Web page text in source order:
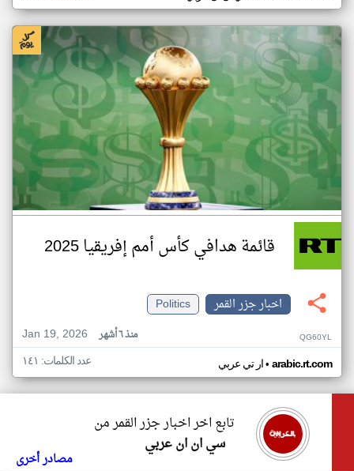
قائمة هدافي كأس أمم إفريقيا 2025
اخبار جزر القمر
Politics
Jan 19, 2026
منذ ٦ أشهر QG60YL
ار تي عربي• arabic.rt.com عدد الكلمات: ١٤١
تابع اخر اخبار جزر القمر من
سي ان ان عربي
مصادر أخرى